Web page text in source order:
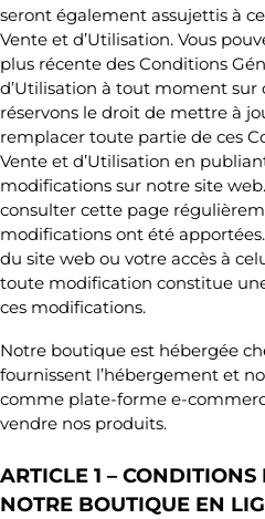
seront également assujettis à
Vente et d’Utilisation. Vous
plus récente des Conditions
d’Utilisation à tout moment sur
réservons le droit de mettre à
remplacer toute partie de ces
Vente et d’Utilisation en
modifications sur notre site
consulter cette page
modifications ont été
du site web ou votre accès à
toute modification constitue
ces modifications.
Notre boutique est hébergée
fournissent l’hébergement et
comme plate-forme e-
vendre nos produits.
ARTICLE 1 –
NOTRE BOUTIQUE EN